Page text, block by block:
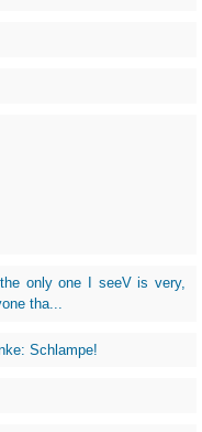
only one I seeV is very,
tha...
Schlampe!